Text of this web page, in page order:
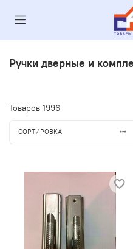
Ручки дверные и
Товаров 1996
СОРТИРОВКА